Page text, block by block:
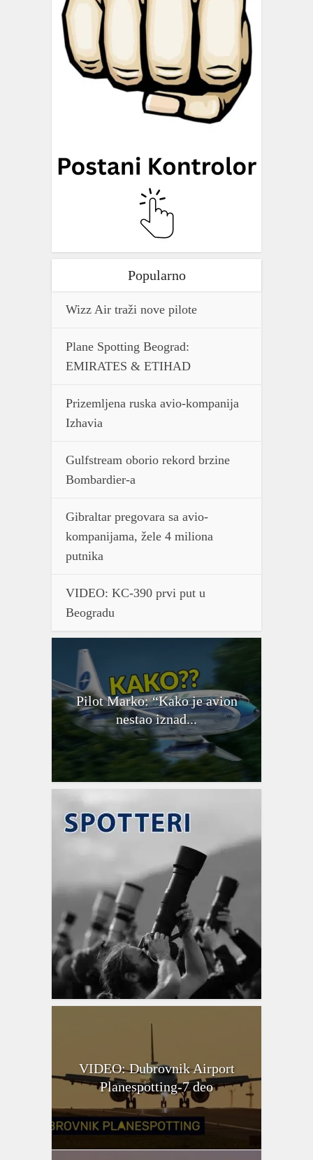
Popularno
Wizz Air traži nove pilote
Plane Spotting Beograd:
EMIRATES & ETIHAD
Prizemljena ruska avio-kompanija
Izhavia
Gulfstream oborio rekord brzine
Bombardier-a
Gibraltar pregovara sa avio-
kompanijama, žele 4 miliona
putnika
VIDEO: KC-390 prvi put u
Beogradu
Pilot Marko: “Kako je avion
nestao iznad...
VIDEO: Dubrovnik Airport
Planespotting-7 deo